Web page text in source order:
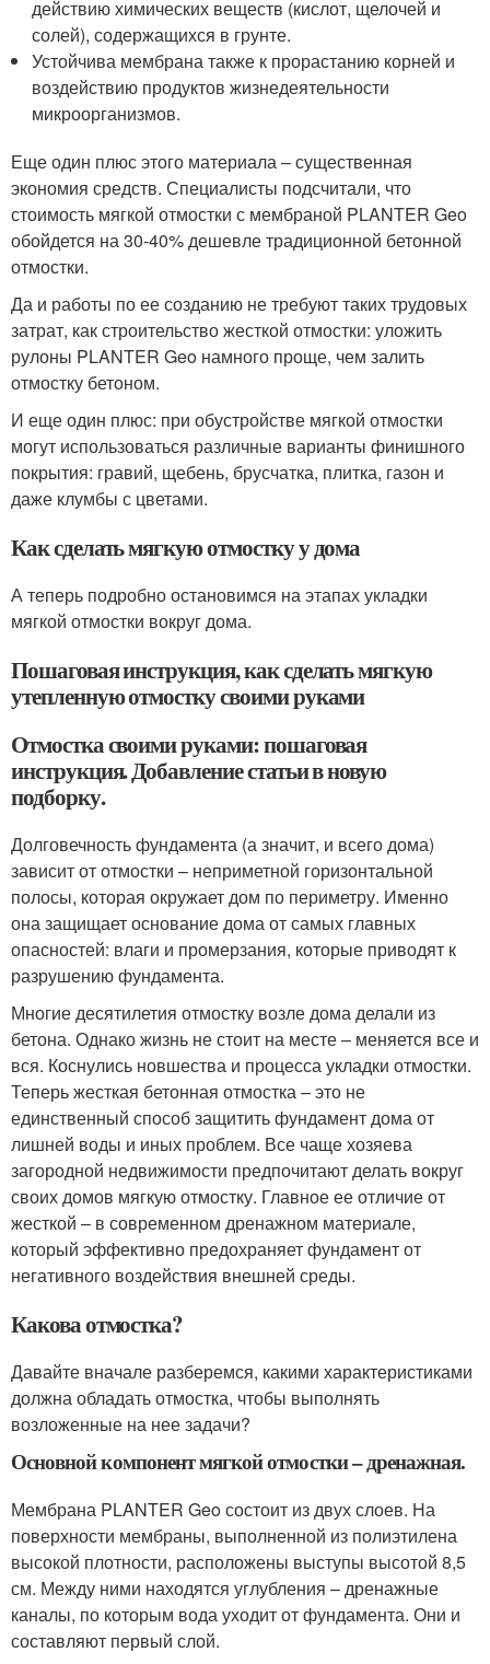
действию химических веществ (кислот, щелочей и
солей), содержащихся в грунте.
Устойчива мембрана также к прорастанию корней и
воздействию продуктов жизнедеятельности
микроорганизмов.
Еще один плюс этого материала – существенная
экономия средств. Специалисты подсчитали, что
стоимость мягкой отмостки с мембраной PLANTER Geo
обойдется на 30-40% дешевле традиционной бетонной
отмостки.
Да и работы по ее созданию не требуют таких трудовых
затрат, как строительство жесткой отмостки: уложить
рулоны PLANTER Geo намного проще, чем залить
отмостку бетоном.
И еще один плюс: при обустройстве мягкой отмостки
могут использоваться различные варианты финишного
покрытия: гравий, щебень, брусчатка, плитка, газон и
даже клумбы с цветами.
Как сделать мягкую отмостку у дома
А теперь подробно остановимся на этапах укладки
мягкой отмостки вокруг дома.
Пошаговая инструкция, как сделать мягкую
утепленную отмостку своими руками
Отмостка своими руками: пошаговая
инструкция. Добавление статьи в новую
подборку.
Долговечность фундамента (а значит, и всего дома)
зависит от отмостки – неприметной горизонтальной
полосы, которая окружает дом по периметру. Именно
она защищает основание дома от самых главных
опасностей: влаги и промерзания, которые приводят к
разрушению фундамента.
Многие десятилетия отмостку возле дома делали из
бетона. Однако жизнь не стоит на месте – меняется все и
вся. Коснулись новшества и процесса укладки отмостки.
Теперь жесткая бетонная отмостка – это не
единственный способ защитить фундамент дома от
лишней воды и иных проблем. Все чаще хозяева
загородной недвижимости предпочитают делать вокруг
своих домов мягкую отмостку. Главное ее отличие от
жесткой – в современном дренажном материале,
который эффективно предохраняет фундамент от
негативного воздействия внешней среды.
Какова отмостка?
Давайте вначале разберемся, какими характеристиками
должна обладать отмостка, чтобы выполнять
возложенные на нее задачи?
Основной компонент мягкой отмостки – дренажная.
Мембрана PLANTER Geo состоит из двух слоев. На
поверхности мембраны, выполненной из полиэтилена
высокой плотности, расположены выступы высотой 8,5
см. Между ними находятся углубления – дренажные
каналы, по которым вода уходит от фундамента. Они и
составляют первый слой.